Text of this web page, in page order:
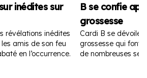
inédites sur
révélations inédites
amis de son feu
en l’occurrence.
B se confie
grossesse
Cardi B se dévoile
grossesse qui font
de nombreuses